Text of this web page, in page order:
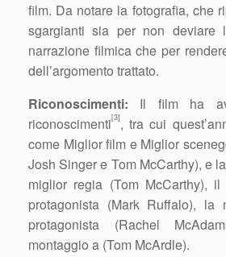
film. Da notare la fotografia, che
sgargianti sia per non deviare
narrazione filmica che per
dell’argomento trattato.
Riconoscimenti: Il film ha
riconoscimenti[3], tra cui
come Miglior film e Miglior
Josh Singer e Tom McCarthy), e
miglior regia (Tom McCarthy),
protagonista (Mark Ruffalo), la
protagonista (Rachel
montaggio a (Tom McArdle).